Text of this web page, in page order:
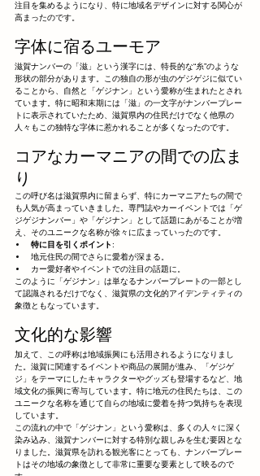
注目を集めるようになり、特に地域名デザインに対する関心が
高まったのです。
字体に宿るユーモア
滋賀ナンバーの「滋」という漢字には、特長的な“糸”のような
形状の部分があります。この独自の形が虫のゲジゲジに似てい
ることから、自然と「ゲジナン」という愛称が生まれたとされ
ています。特に昭和末期には「滋」の一文字がナンバープレー
トに表示されていたため、滋賀県内の住民だけでなく他県の
人々もこの独特な字体に惹かれることが多くなったのです。
コアなカーマニアの間での広ま
り
この呼び名は滋賀県内に留まらず、特にカーマニアたちの間で
も人気が高まっていきました。専門誌やカーイベントでは「ゲ
ジゲジナンバー」や「ゲジナン」として話題にあがることが増
え、そのユニークな名称が徐々に広まっていったのです。
特に目を引くポイント:
地元住民の間でさらに愛着が深まる。
カー愛好者やイベントでの注目の話題に。
このように「ゲジナン」は単なるナンバープレートの一部とし
て認識されるだけでなく、滋賀県の文化的アイデンティティの
象徴ともなっています。
文化的な影響
加えて、この呼称は地域振興にも活用されるようになりまし
た。滋賀に関連するイベントや商品の展開が進み、「ゲジゲ
ジ」をテーマにしたキャラクターやグッズも登場するなど、地
域文化の振興に寄与しています。特に地元の住民たちは、この
ユニークな名称を通じて自らの地域に愛着を持つ気持ちを表現
しています。
この流れの中で「ゲジナン」という愛称は、多くの人々に深く
染み込み、滋賀ナンバーに対する特別な親しみを生む要因とな
りました。滋賀県を訪れる観光客にとっても、ナンバープレー
トはその地域の象徴として非常に重要な要素として映るので